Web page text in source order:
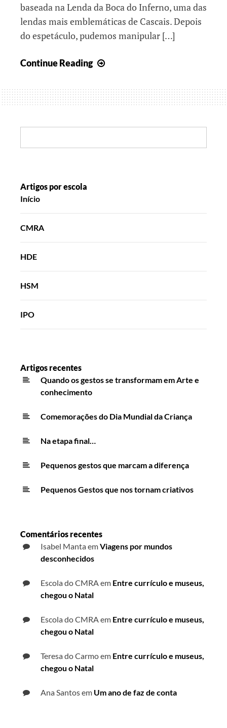
baseada na Lenda da Boca do Inferno, uma das
lendas mais emblemáticas de Cascais. Depois
do espetáculo, pudemos manipular […]
Continue Reading
Património
Artigos por escola
Início
CMRA
HDE
HSM
IPO
Artigos recentes
Quando os gestos se transformam em Arte e
conhecimento
Comemorações do Dia Mundial da Criança
Na etapa final…
Pequenos gestos que marcam a diferença
Pequenos Gestos que nos tornam criativos
Comentários recentes
Isabel MantaemViagens por mundos
desconhecidos
Escola do CMRA em Entre currículo e museus,
chegou o Natal
Escola do CMRA em Entre currículo e museus,
chegou o Natal
Teresa do Carmoem Entre currículo e museus,
chegou o Natal
Ana Santosem Um ano de faz de conta